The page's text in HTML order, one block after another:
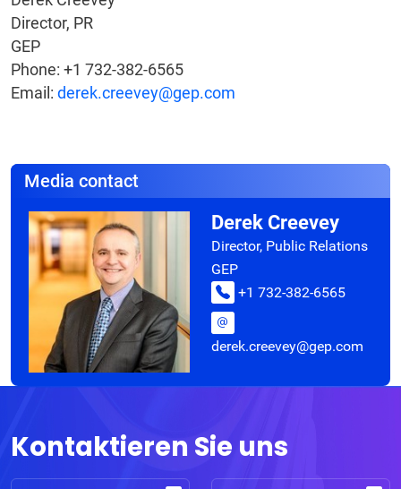
Director, PR
GEP
Phone: +1 732-382-6565
Email: derek.creevey@gep.com
Media contact
Derek Creevey
Director, Public Relations
GEP
+1 732-382-6565
derek.creevey@gep.com
Kontaktieren Sie uns